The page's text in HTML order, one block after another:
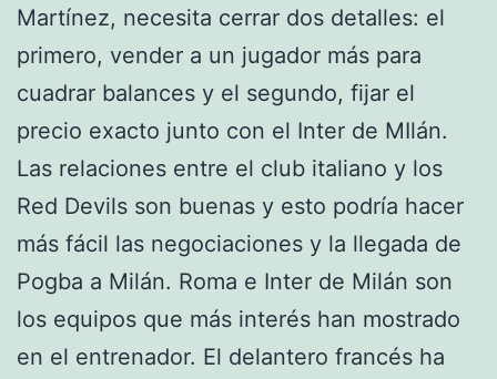
Martínez, necesita cerrar dos detalles: el
primero, vender a un jugador más para
cuadrar balances y el segundo, fijar el
precio exacto junto con el Inter de MIlán.
Las relaciones entre el club italiano y los
Red Devils son buenas y esto podría hacer
más fácil las negociaciones y la llegada de
Pogba a Milán. Roma e Inter de Milán son
los equipos que más interés han mostrado
en el entrenador. El delantero francés ha